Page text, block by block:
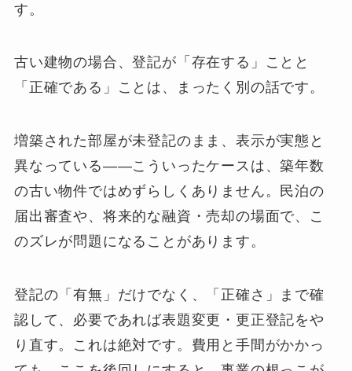
す。
古い建物の場合、登記が「存在する」ことと
「正確である」ことは、まったく別の話です。
増築された部屋が未登記のまま、表示が実態と
異なっている——こういったケースは、築年数
の古い物件ではめずらしくありません。民泊の
届出審査や、将来的な融資・売却の場面で、こ
のズレが問題になることがあります。
登記の「有無」だけでなく、「正確さ」まで確
認して、必要であれば表題変更・更正登記をや
り直す。これは絶対です。費用と手間がかかっ